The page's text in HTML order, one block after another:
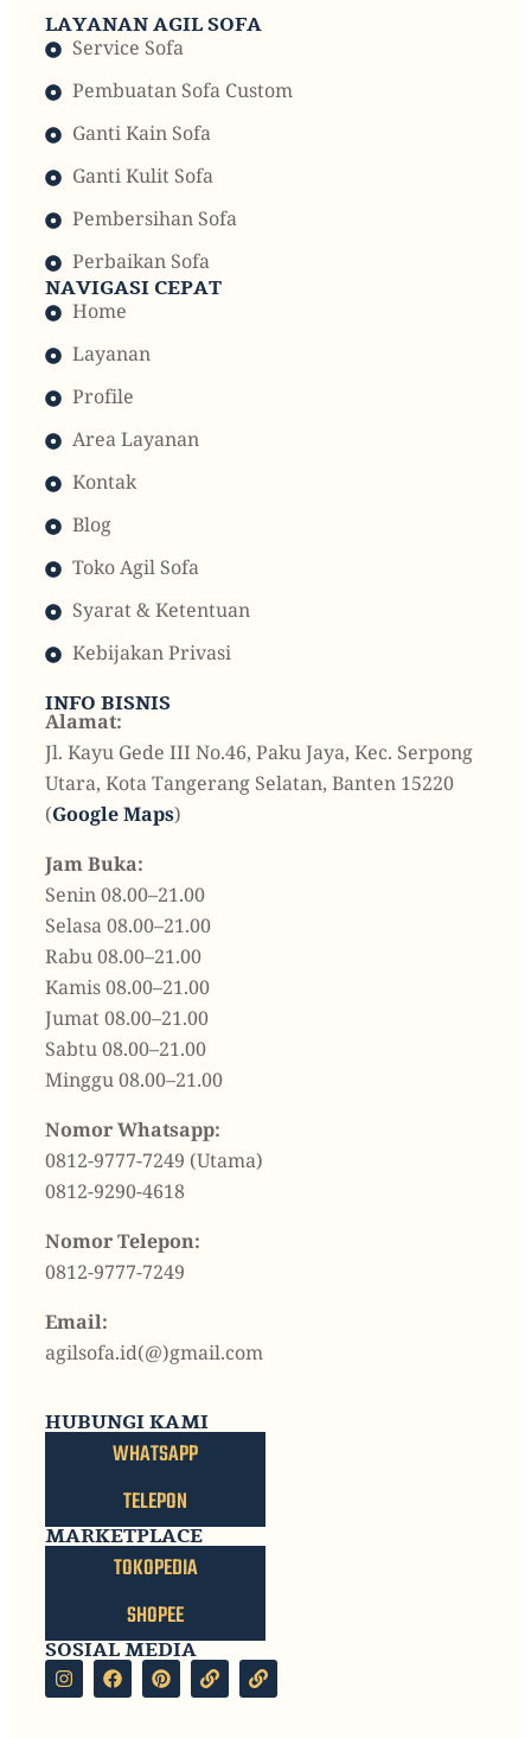
LAYANAN AGIL SOFA
Service Sofa
Pembuatan Sofa Custom
Ganti Kain Sofa
Ganti Kulit Sofa
Pembersihan Sofa
Perbaikan Sofa
NAVIGASI CEPAT
Home
Layanan
Profile
Area Layanan
Kontak
Blog
Toko Agil Sofa
Syarat & Ketentuan
Kebijakan Privasi
INFO BISNIS
Alamat:
Jl. Kayu Gede III No.46, Paku Jaya, Kec. Serpong
Utara, Kota Tangerang Selatan, Banten 15220
(Google Maps)
Jam Buka:
Senin 08.00–21.00
Selasa 08.00–21.00
Rabu 08.00–21.00
Kamis 08.00–21.00
Jumat 08.00–21.00
Sabtu 08.00–21.00
Minggu 08.00–21.00
Nomor Whatsapp:
0812-9777-7249 (Utama)
0812-9290-4618
Nomor Telepon:
0812-9777-7249
Email:
agilsofa.id(@)gmail.com
HUBUNGI KAMI
WHATSAPP
TELEPON
MARKETPLACE
TOKOPEDIA
SHOPEE
SOSIAL MEDIA